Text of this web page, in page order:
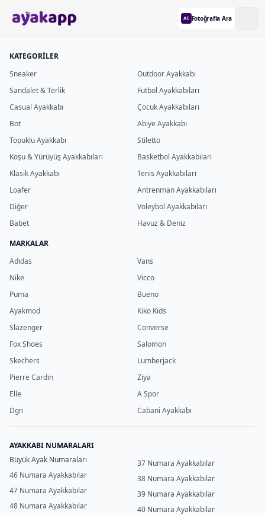
AI Fotoğrafla Ara
KATEGORİLER
Sneaker
Sandalet & Terlik
Casual Ayakkabı
Bot
Topuklu Ayakkabı
Koşu & Yürüyüş Ayakkabıları
Klasik Ayakkabı
Loafer
Diğer
Babet
Outdoor Ayakkabı
Futbol Ayakkabıları
Çocuk Ayakkabıları
Abiye Ayakkabı
Stiletto
Basketbol Ayakkabıları
Tenis Ayakkabıları
Antrenman Ayakkabıları
Voleybol Ayakkabıları
Havuz & Deniz
MARKALAR
Adidas
Nike
Puma
Ayakmod
Slazenger
Fox Shoes
Skechers
Pierre Cardin
Elle
Dgn
Vans
Vicco
Bueno
Kiko Kids
Converse
Salomon
Lumberjack
Ziya
A Spor
Cabani Ayakkabı
AYAKKABI NUMARALARI
Büyük Ayak Numaraları
46 Numara Ayakkabılar
47 Numara Ayakkabılar
48 Numara Ayakkabılar
37 Numara Ayakkabılar
38 Numara Ayakkabılar
39 Numara Ayakkabılar
40 Numara Ayakkabılar